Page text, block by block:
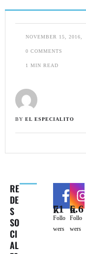
NOVEMBER 15, 2016,
0 COMMENTS
1 MIN READ
BY EL ESPECIALITO
RE
DE
S
SO
CI
AL
71k
Follo
wers
6.6k
Follo
wers